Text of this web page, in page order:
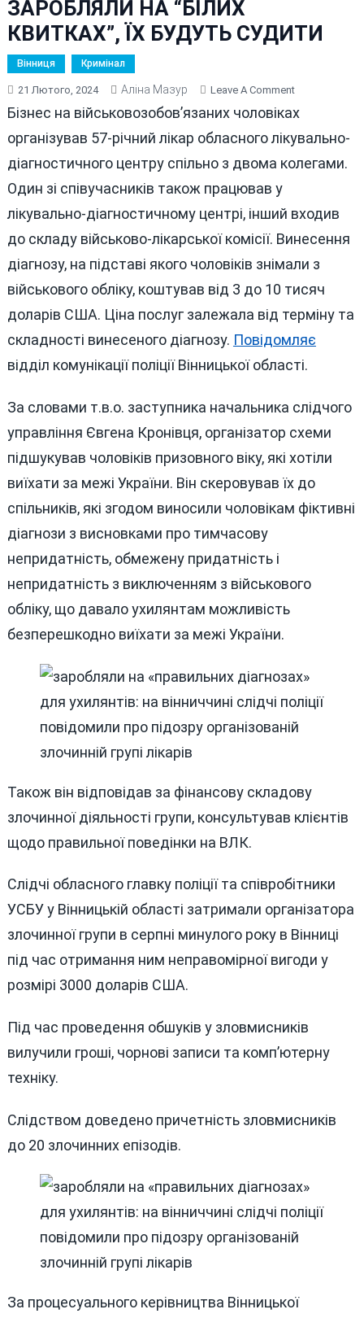
ЗАРОБЛЯЛИ НА “БІЛИХ
КВИТКАХ”, ЇХ БУДУТЬ СУДИТИ
Вінниця Кримінал
21 Лютого, 2024 Аліна Мазур Leave A CommentOn
ЛІКАРІ
ЦЕНТРУ
“БІЛИХ
КВИТКАХ”,
СУДИТИ
Бізнес на військовозобов’язаних чоловіках
організував 57-річний лікар обласного лікувально-
діагностичного центру спільно з двома колегами.
Один зі співучасників також працював у
лікувально-діагностичному центрі, інший входив
до складу військово-лікарської комісії. Винесення
діагнозу, на підставі якого чоловіків знімали з
військового обліку, коштував від 3 до 10 тисяч
доларів США. Ціна послуг залежала від терміну та
складності винесеного діагнозу. Повідомляє
відділ комунікації поліції Вінницької області.
За словами т.в.о. заступника начальника слідчого
управління Євгена Кронівця, організатор схеми
підшукував чоловіків призовного віку, які хотіли
виїхати за межі України. Він скеровував їх до
спільників, які згодом виносили чоловікам фіктивні
діагнози з висновками про тимчасову
непридатність, обмежену придатність і
непридатність з виключенням з військового
обліку, що давало ухилянтам можливість
безперешкодно виїхати за межі України.
Також він відповідав за фінансову складову
злочинної діяльності групи, консультував клієнтів
щодо правильної поведінки на ВЛК.
Слідчі обласного главку поліції та співробітники
УСБУ у Вінницькій області затримали організатора
злочинної групи в серпні минулого року в Вінниці
під час отримання ним неправомірної вигоди у
розмірі 3000 доларів США.
Під час проведення обшуків у зловмисників
вилучили гроші, чорнові записи та комп’ютерну
техніку.
Слідством доведено причетність зловмисників
до 20 злочинних епізодів.
За процесуального керівництва Вінницької